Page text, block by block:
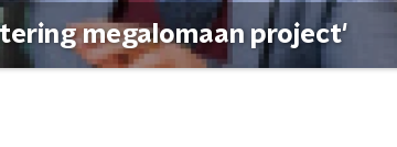
megalomaan project'